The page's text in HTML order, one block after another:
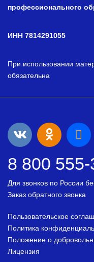
профессионального
ИНН 7814291055
При использовании
обязательна
8 800
Для звонков по России
Заказ обратного звонка
Пользовательское
Политика
Положение о
Лицензия